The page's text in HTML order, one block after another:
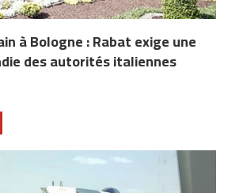
à Bologne : Rabat exige une
des autorités italiennes